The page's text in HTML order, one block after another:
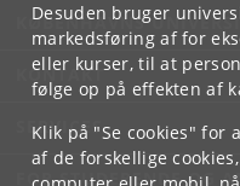
Desuden bruger
markedsføring af for
eller kurser, til at
følge op på effekten af
Klik på "Se cookies" for
af de forskellige
KØBENHAVNS
KONTAKT
SERVICES
FOR STUDERENDE OG